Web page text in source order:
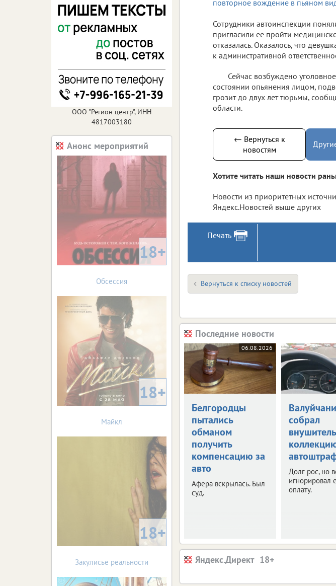
Сотрудники автоинспекции
пригласили ее пройти
отказалась. Оказалось, что
к административной
Сейчас возбуждено
состоянии опьянения лицом,
грозит до двух лет тюрьмы,
области.
← Вернуться к
новостям
Хотите читать наши новости
Новости из приоритетных
Яндекс.Новостей выше других
Печать
Вернуться к списку новостей
Последние новости
06.08.2026
Белгородцы
пытались
обманом
получить
компенсацию за
авто
Афера вскрылась. Был
суд.
собрал
Долг рос, но
игнорировал
оплату.
Яндекс.Директ
ООО "Регион центр", ИНН
4817003180
Анонс мероприятий
18+
Обсессия
18+
Майкл
18+
Закулисье реальности